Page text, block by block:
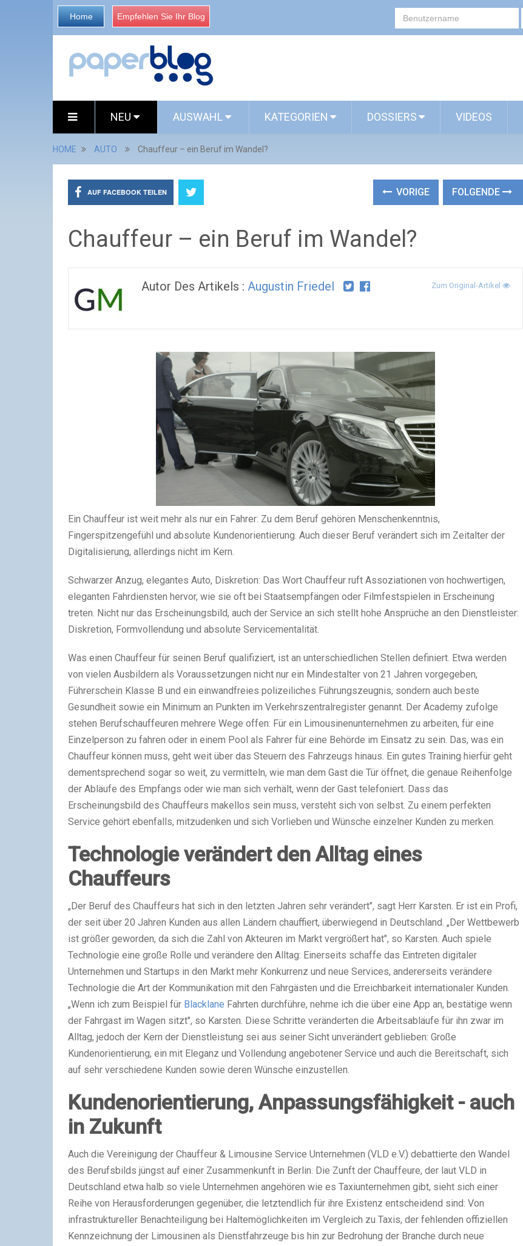
Home Empfehlen Sie Ihr Blog
NEU AUSWAHL KATEGORIEN DOSSIERS VIDEOS
HOME AUTO Chauffeur – ein Beruf im Wandel?
AUF FACEBOOK TEILEN VORIGE FOLGENDE
Chauffeur – ein Beruf im Wandel?
Autor Des Artikels : Augustin Friedel Zum Original-Artikel
Ein Chauffeur ist weit mehr als nur ein Fahrer: Zu dem Beruf gehören Menschenkenntnis,
Fingerspitzengefühl und absolute Kundenorientierung. Auch dieser Beruf verändert sich im Zeitalter der
Digitalisierung, allerdings nicht im Kern.
Schwarzer Anzug, elegantes Auto, Diskretion: Das Wort Chauffeur ruft Assoziationen von hochwertigen,
eleganten Fahrdiensten hervor, wie sie oft bei Staatsempfängen oder Filmfestspielen in Erscheinung
treten. Nicht nur das Erscheinungsbild, auch der Service an sich stellt hohe Ansprüche an den Dienstleister:
Diskretion, Formvollendung und absolute Servicementalität.
Was einen Chauffeur für seinen Beruf qualifiziert, ist an unterschiedlichen Stellen definiert. Etwa werden
von vielen Ausbildern als Voraussetzungen nicht nur ein Mindestalter von 21 Jahren vorgegeben,
Führerschein Klasse B und ein einwandfreies polizeiliches Führungszeugnis, sondern auch beste
Gesundheit sowie ein Minimum an Punkten im Verkehrszentralregister genannt. Der Academy zufolge
stehen Berufschauffeuren mehrere Wege offen: Für ein Limousinenunternehmen zu arbeiten, für eine
Einzelperson zu fahren oder in einem Pool als Fahrer für eine Behörde im Einsatz zu sein. Das, was ein
Chauffeur können muss, geht weit über das Steuern des Fahrzeugs hinaus. Ein gutes Training hierfür geht
dementsprechend sogar so weit, zu vermitteln, wie man dem Gast die Tür öffnet, die genaue Reihenfolge
der Abläufe des Empfangs oder wie man sich verhält, wenn der Gast telefoniert. Dass das
Erscheinungsbild des Chauffeurs makellos sein muss, versteht sich von selbst. Zu einem perfekten
Service gehört ebenfalls, mitzudenken und sich Vorlieben und Wünsche einzelner Kunden zu merken.
Technologie verändert den Alltag eines
Chauffeurs
„Der Beruf des Chauffeurs hat sich in den letzten Jahren sehr verändert", sagt Herr Karsten. Er ist ein Profi,
der seit über 20 Jahren Kunden aus allen Ländern chauffiert, überwiegend in Deutschland. „Der Wettbewerb
ist größer geworden, da sich die Zahl von Akteuren im Markt vergrößert hat", so Karsten. Auch spiele
Technologie eine große Rolle und verändere den Alltag: Einerseits schaffe das Eintreten digitaler
Unternehmen und Startups in den Markt mehr Konkurrenz und neue Services, andererseits verändere
Technologie die Art der Kommunikation mit den Fahrgästen und die Erreichbarkeit internationaler Kunden.
„Wenn ich zum Beispiel für Blacklane Fahrten durchführe, nehme ich die über eine App an, bestätige wenn
der Fahrgast im Wagen sitzt", so Karsten. Diese Schritte veränderten die Arbeitsabläufe für ihn zwar im
Alltag, jedoch der Kern der Dienstleistung sei aus seiner Sicht unverändert geblieben: Große
Kundenorientierung, ein mit Eleganz und Vollendung angebotener Service und auch die Bereitschaft, sich
auf sehr verschiedene Kunden sowie deren Wünsche einzustellen.
Kundenorientierung, Anpassungsfähigkeit - auch
in Zukunft
Auch die Vereinigung der Chauffeur & Limousine Service Unternehmen (VLD e.V.) debattierte den Wandel
des Berufsbilds jüngst auf einer Zusammenkunft in Berlin. Die Zunft der Chauffeure, der laut VLD in
Deutschland etwa halb so viele Unternehmen angehören wie es Taxiunternehmen gibt, sieht sich einer
Reihe von Herausforderungen gegenüber, die letztendlich für ihre Existenz entscheidend sind: Von
infrastruktureller Benachteiligung bei Haltemöglichkeiten im Vergleich zu Taxis, der fehlenden offiziellen
Kennzeichnung der Limousinen als Dienstfahrzeuge bis hin zur Bedrohung der Branche durch neue